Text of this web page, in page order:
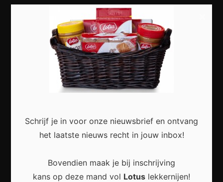
Slimme Digitalisering voor Kleine Bedrijven:
Meer Efficiëntie en Groei met Moderne
Duurzaam wonen zonder grote verbouwing:
Kleine stappen met een groot effect
Schrijf je in voor onze nieuwsbrief en ontvang
het laatste nieuws recht in jouw inbox!
Bovendien maak je bij inschrijving
kans op deze mand vol Lotus lekkernijen!